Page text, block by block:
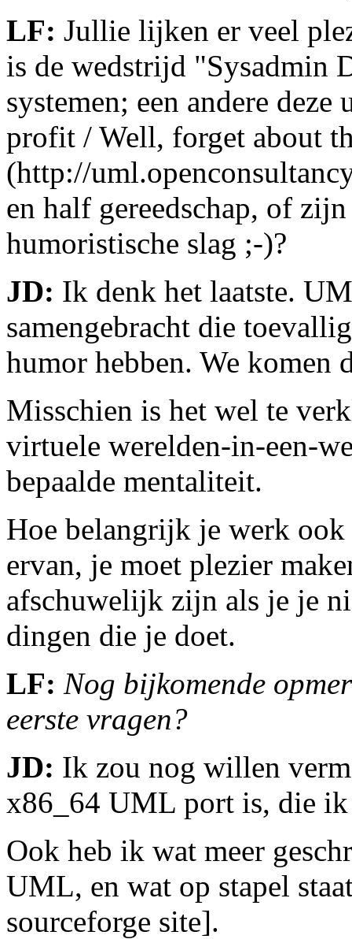
LF: Jullie lijken er veel
is de wedstrijd "Sysadmin
systemen; een andere
profit / Well, forget about
(http://
en half gereedschap, of
humoristische slag ;-)?
JD: Ik denk het laatste.
samengebracht die
humor hebben. We komen
Misschien is het wel te
virtuele werelden-in-een-
bepaalde mentaliteit.
Hoe belangrijk je werk
ervan, je moet plezier
afschuwelijk zijn als je je
dingen die je doet.
LF: Nog bijkomende
eerste vragen?
JD: Ik zou nog willen
x86_64 UML port is, die
Ook heb ik wat meer
UML, en wat op stapel
sourceforge site].